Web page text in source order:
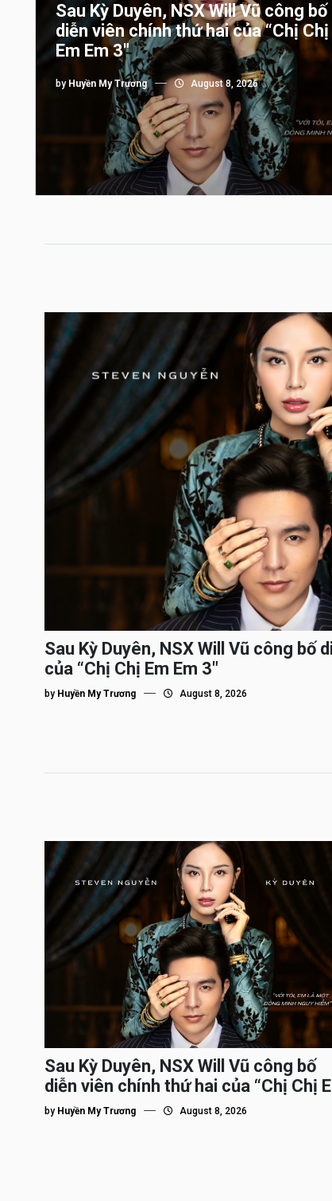
Sau Kỳ Duyên, NSX Will Vũ công bố
diễn viên chính thứ hai của “Chị Chị
Em Em 3″
by Huyền My Trương August 8, 2026
Sau Kỳ Duyên, NSX Will Vũ công bố
của “Chị Chị Em Em 3″
by Huyền My Trương August 8, 2026
Sau Kỳ Duyên, NSX Will Vũ công bố
diễn viên chính thứ hai của “Chị Chị
Em 3″
by Huyền My Trương August 8, 2026